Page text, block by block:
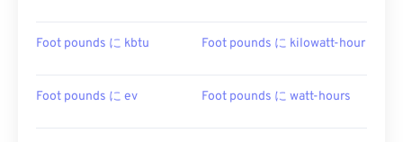
Foot pounds に kbtu Foot pounds に kilowatt-hour
Foot pounds に ev Foot pounds に watt-hours